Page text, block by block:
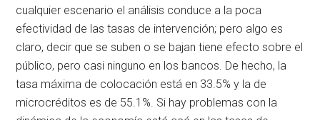
cualquier escenario el análisis conduce a la poca
efectividad de las tasas de intervención; pero algo es
claro, decir que se suben o se bajan tiene efecto sobre el
público, pero casi ninguno en los bancos. De hecho, la
tasa máxima de colocación está en 33.5% y la de
microcréditos es de 55.1%. Si hay problemas con la